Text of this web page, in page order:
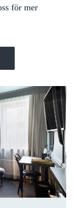
för mer